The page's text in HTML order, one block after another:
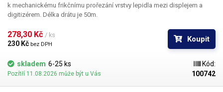
k mechanickému frikčnímu prořezání vrstvy lepidla mezi displejem a
digitizérem. Délka drátu je 50m.
278,30 Kč / ks
230 Kč bez DPH
Koupit
skladem 6-25 ks
Pozítří 11.08.2026 může být u Vás
Kód:
100742